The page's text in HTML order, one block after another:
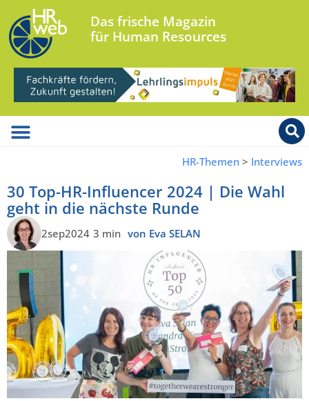
Das frische Magazin
für Human Resources
HR-Themen > Interviews
30 Top-HR-Influencer 2024 | Die Wahl
geht in die nächste Runde
2sep2024 3 min von Eva SELAN